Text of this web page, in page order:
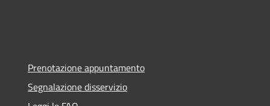
Prenotazione appuntamento
Segnalazione disservizio